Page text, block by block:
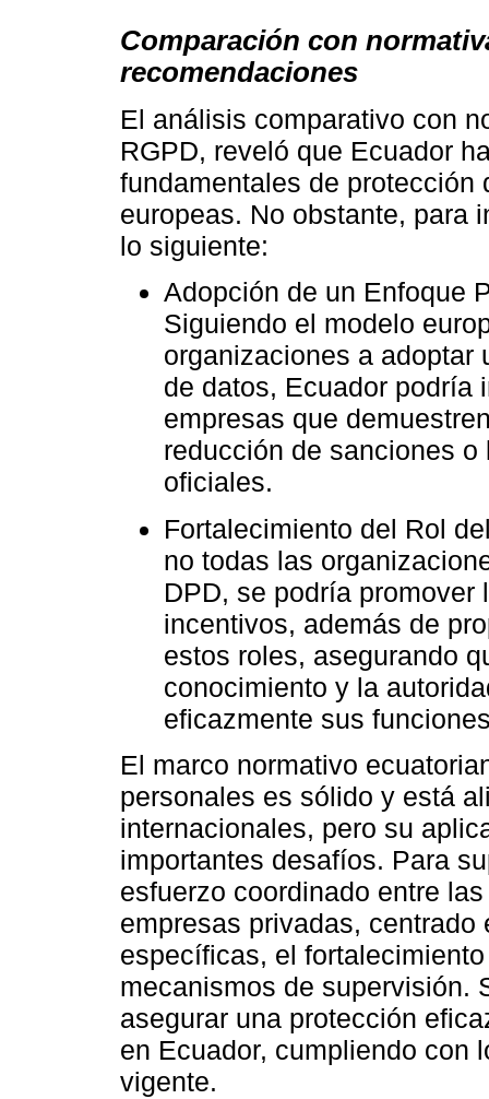
Comparación con
recomendaciones
El análisis comparativo con
RGPD, reveló que Ecuador
fundamentales de protección
europeas. No obstante, para
lo siguiente:
Adopción de un Enfoque
Siguiendo el modelo
organizaciones a adoptar
de datos, Ecuador podría
empresas que
reducción de sanciones
oficiales.
Fortalecimiento del Rol
no todas las
DPD, se podría
incentivos, además de
estos roles, asegurando
conocimiento y la
eficazmente sus
El marco normativo
personales es sólido y está
internacionales, pero su
importantes desafíos. Para
esfuerzo coordinado entre
empresas privadas,
específicas, el
mecanismos de supervisión.
asegurar una protección
en Ecuador, cumpliendo con
vigente.